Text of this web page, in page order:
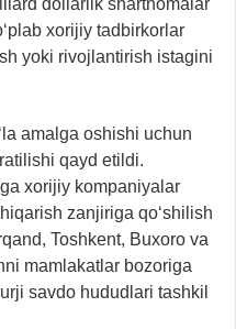
dollarlik shartnomalar
xorijiy tadbirkorlar
yoki rivojlantirish istagini
amalga oshishi uchun
qayd etildi.
xorijiy kompaniyalar
zanjiriga qo‘shilish
Toshkent, Buxoro va
mamlakatlar bozoriga
savdo hududlari tashkil